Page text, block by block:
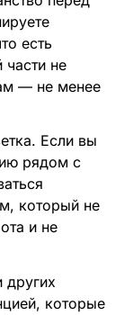
есть
не
— не менее
Если вы
рядом с
который не
и не
других
которые